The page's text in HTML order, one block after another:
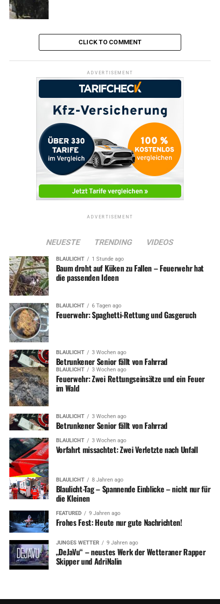
CLICK TO COMMENT
ADVERTISEMENT
ADVERTISEMENT
NEUESTE TRENDING VIDEOS
BLAULICHT 1 Stunde ago
Baum droht auf Küken zu Fallen – Feuerwehr hat
die passenden Ideen
BLAULICHT 6 Tagen ago
Feuerwehr: Spaghetti-Rettung und Gasgeruch
BLAULICHT 3 Wochen ago
Betrunkener Senior fällt von Fahrrad
BLAULICHT 3 Wochen ago
Feuerwehr: Zwei Rettungseinsätze und ein Feuer
im Wald
BLAULICHT 3 Wochen ago
Betrunkener Senior fällt von Fahrrad
BLAULICHT 3 Wochen ago
Vorfahrt missachtet: Zwei Verletzte nach Unfall
BLAULICHT 8 Jahren ago
Blaulicht-Tag – Spannende Einblicke – nicht nur für
die Kleinen
FEATURED 9 Jahren ago
Frohes Fest: Heute nur gute Nachrichten!
JUNGES WETTER 9 Jahren ago
„DeJaVu“ – neustes Werk der Wetteraner Rapper
Skipper und AdriNalin